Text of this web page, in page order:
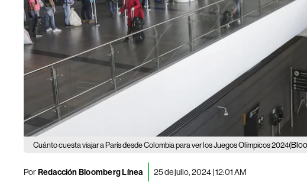
Cuánto cuesta viajar a París desde Colombia para ver los Juegos Olímpicos 2024
PorRedacción Bloomberg Línea 25 de julio, 2024 | 12:01 AM